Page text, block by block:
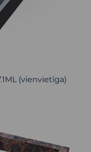
(vienvietīga)